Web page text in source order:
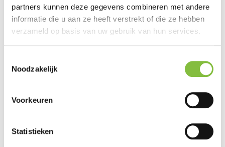
partners kunnen deze gegevens combineren met andere
informatie die u aan ze heeft verstrekt of die ze hebben
verzameld op basis van uw gebruik van hun services.
Noodzakelijk
Voorkeuren
Statistieken